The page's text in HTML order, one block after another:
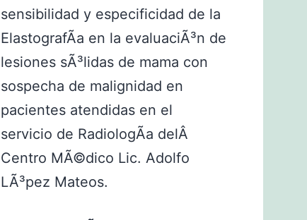
sensibilidad y especificidad de la
ElastografÃ­a en la evaluaciÃ³n de
lesiones sÃ³lidas de mama con
sospecha de malignidad en
pacientes atendidas en el
servicio de RadiologÃ­a delÂ
Centro MÃ©dico Lic. Adolfo
LÃ³pez Mateos.